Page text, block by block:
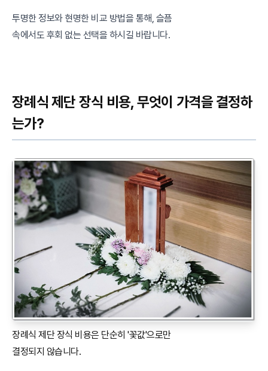
투명한 정보와 현명한 비교 방법을 통해, 슬픔
속에서도 후회 없는 선택을 하시길 바랍니다.
장례식 제단 장식 비용, 무엇이 가격을 결정하
는가?
장례식 제단 장식 비용은 단순히 '꽃값'으로만
결정되지 않습니다.